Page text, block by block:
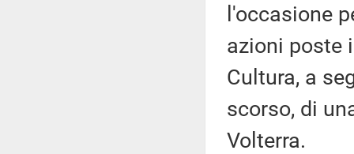
l'occasione
azioni poste
Cultura, a
scorso, di
Volterra.